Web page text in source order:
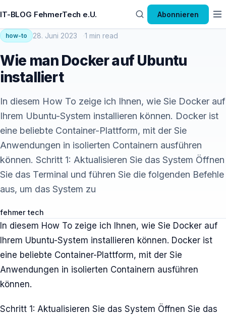
IT-BLOG FehmerTech e.U. Abonnieren
how-to 28. Juni 2023 1 min read
Wie man Docker auf Ubuntu
installiert
In diesem How To zeige ich Ihnen, wie Sie Docker auf
Ihrem Ubuntu-System installieren können. Docker ist
eine beliebte Container-Plattform, mit der Sie
Anwendungen in isolierten Containern ausführen
können. Schritt 1: Aktualisieren Sie das System Öffnen
Sie das Terminal und führen Sie die folgenden Befehle
aus, um das System zu
fehmer tech
In diesem How To zeige ich Ihnen, wie Sie Docker auf
Ihrem Ubuntu-System installieren können. Docker ist
eine beliebte Container-Plattform, mit der Sie
Anwendungen in isolierten Containern ausführen
können.
Schritt 1: Aktualisieren Sie das System Öffnen Sie das